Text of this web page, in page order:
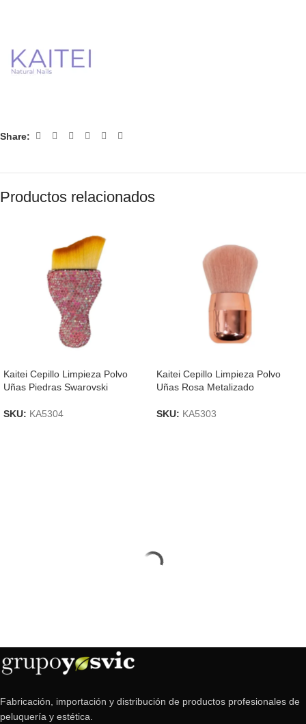
Share:
Productos relacionados
Kaitei Cepillo Limpieza Polvo
Uñas Piedras Swarovski
SKU: KA5304
Kaitei Cepillo Limpieza Polvo
Uñas Rosa Metalizado
SKU: KA5303
Fabricación, importación y distribución de productos profesionales de
peluquería y estética.